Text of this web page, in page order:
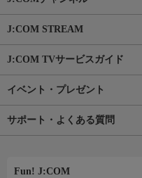
J:COM STREAM
J:COM TVサービスガイド
イベント・プレゼント
サポート・よくある質問
Fun! J:COM